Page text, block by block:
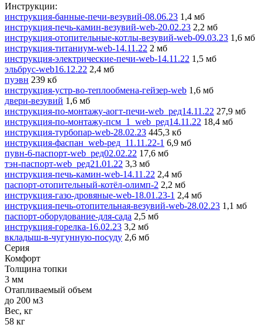
Инструкции:
инструкция-банные-печи-везувий-08.06.23 1,4 мб
инструкция-печь-камин-везувий-web-20.02.23 2,2 мб
инструкция-отопительные-котлы-везувий-web-09.03.23 1,6 мб
инструкция-титаниум-web-14.11.22 2 мб
инструкция-электрические-печи-web-14.11.22 1,5 мб
эльбруc-web16.12.22 2,4 мб
пуэвн 239 кб
инструкция-устр-во-теплообмена-гейзер-web 1,6 мб
двери-везувий 1,6 мб
инструкция-по-монтажу-аогт-печи-web_ред14.11.22 27,9 мб
инструкция-по-монтажу-псм_1_web_ред14.11.22 18,4 мб
инструкция-турбопар-web-28.02.23 445,3 кб
инструкция-фаспан_web-ред_11.11.22-1 6,9 мб
пувн-6-паспорт-web_ред02.02.22 17,6 мб
тэн-паспорт-web_ред21.01.22 3,3 мб
инструкция-печь-камин-web-14.11.22 2,4 мб
паспорт-отопительный-котёл-олимп-2 2,2 мб
инструкция-газо-дровяные-web-18.01.23-1 2,4 мб
инструкция-печь-отопительная-везувий-web-28.02.23 1,1 мб
паспорт-оборудование-для-сада 2,5 мб
инструкция-горелка-16.02.23 3,2 мб
вкладыш-в-чугунную-посуду 2,6 мб
Серия
Комфорт
Толщина топки
3 мм
Отапливаемый объем
до 200 м3
Вес, кг
58 кг